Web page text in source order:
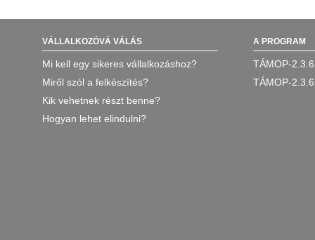
VÁLLALKOZÓVÁ VÁLÁS
Mi kell egy sikeres vállalkozáshoz?
Miről szól a felkészítés?
Kik vehetnek részt benne?
Hogyan lehet elindulni?
A PROGRAM
TÁMOP-
TÁMOP-